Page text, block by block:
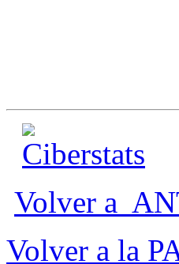
Volver a
Volver a la